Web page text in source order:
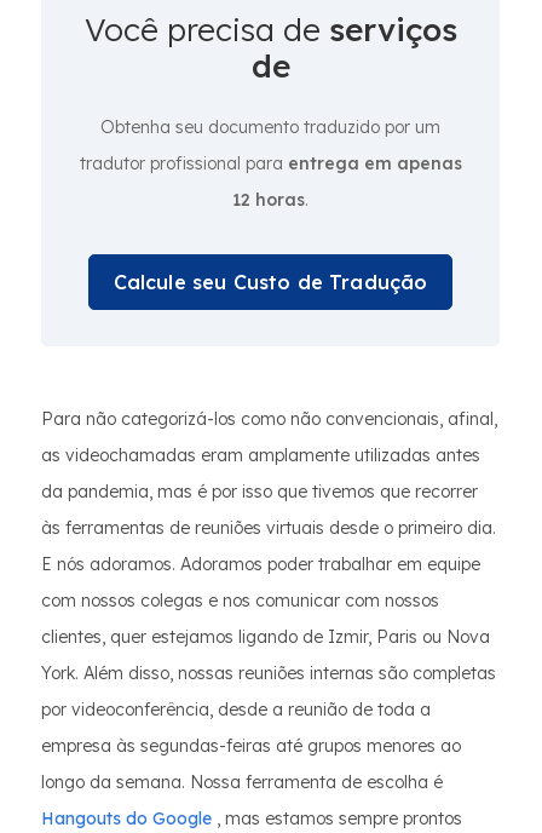
Você precisa de serviços
de
Obtenha seu documento traduzido por um
tradutor profissional para entrega em apenas
12 horas.
Calcule seu Custo de Tradução
Para não categorizá-los como não convencionais, afinal,
as videochamadas eram amplamente utilizadas antes
da pandemia, mas é por isso que tivemos que recorrer
às ferramentas de reuniões virtuais desde o primeiro dia.
E nós adoramos. Adoramos poder trabalhar em equipe
com nossos colegas e nos comunicar com nossos
clientes, quer estejamos ligando de Izmir, Paris ou Nova
York. Além disso, nossas reuniões internas são completas
por videoconferência, desde a reunião de toda a
empresa às segundas-feiras até grupos menores ao
longo da semana. Nossa ferramenta de escolha é
Hangouts do Google , mas estamos sempre prontos